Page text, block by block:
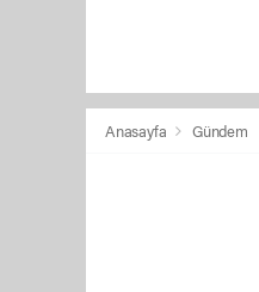
Anasayfa Gündem